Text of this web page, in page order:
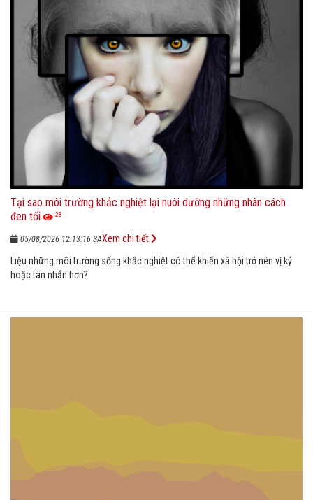
Tại sao môi trường khắc nghiệt lại nuôi dưỡng những nhân cách
đen tối
28
05/08/2026 12:13:16 SA
Liệu những môi trường sống khắc nghiệt có thể khiến xã hội trở nên vị kỷ
hoặc tàn nhẫn hơn?
Xem chi tiết